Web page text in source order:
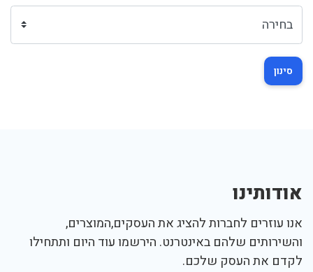
סינון
אודותינו
אנו עוזרים לחברות להציג את העסקים,המוצרים,
והשירותים שלהם באינטרנט. הירשמו עוד היום ותתחילו
לקדם את העסק שלכם.